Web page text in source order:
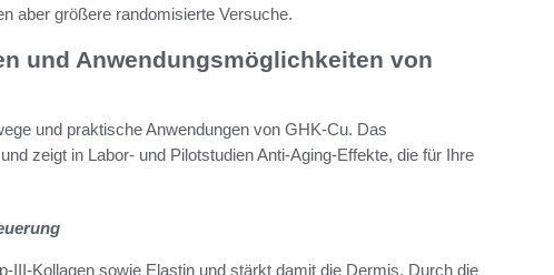
aber größere randomisierte Versuche.
und Anwendungsmöglichkeiten von
und praktische Anwendungen von GHK-Cu. Das
zeigt in Labor- und Pilotstudien Anti-Aging-Effekte, die für Ihre
III-Kollagen sowie Elastin und stärkt damit die Dermis. Durch die